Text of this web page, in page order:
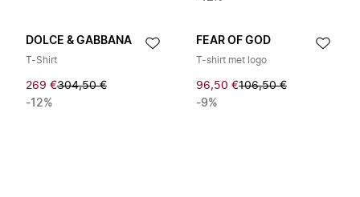
DOLCE & GABBANA
T-Shirt
269 €304,50 €
-12%
FEAR OF GOD
T-shirt met logo
96,50 €106,50 €
-9%